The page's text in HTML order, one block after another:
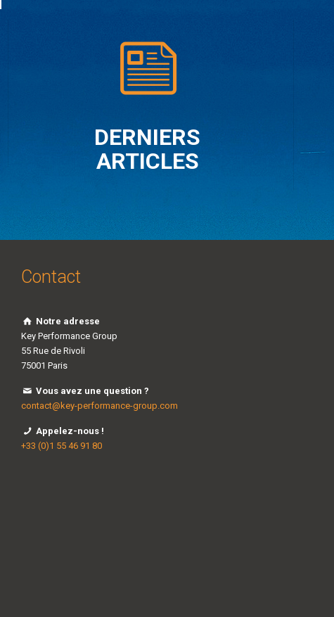
DERNIERS
ARTICLES
Contact
Notre adresse
Key Performance Group
55 Rue de Rivoli
75001 Paris
Vous avez une question ?
contact@key-performance-group.com
Appelez-nous !
+33 (0)1 55 46 91 80